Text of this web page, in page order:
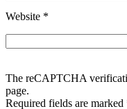
Website *
The reCAPTCHA
page.
Required fields are marked